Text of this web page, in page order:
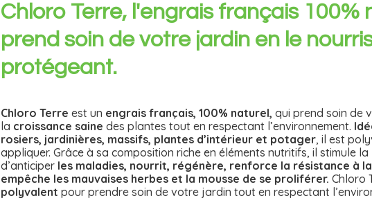
Chloro Terre, l'engrais français 100%
prend soin de votre jardin en le
protégeant.
Chloro Terre est un engrais français, 100% naturel, qui prend soin de
la croissance saine des plantes tout en respectant l’environnement.
rosiers, jardinières, massifs, plantes d’intérieur et potager, il est
appliquer. Grâce à sa composition riche en éléments nutritifs, il stimule la
d’anticiper les maladies, nourrit, régénère, renforce la résistance à
empêche les mauvaises herbes et la mousse de se proliférer. Chloro
polyvalent pour prendre soin de votre jardin tout en respectant